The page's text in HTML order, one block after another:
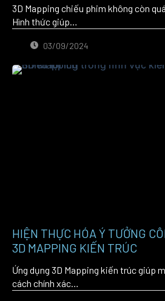
3D Mapping chiếu phim không còn
Hình thức giúp…
03/09/2024
HIỆN THỰC HÓA Ý TƯỞNG
3D MAPPING KIẾN TRÚC
Ứng dụng 3D Mapping kiến trúc giúp
cách chính xác…